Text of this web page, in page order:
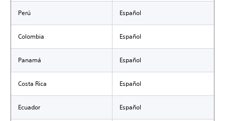
Perú Español
Colombia Español
Panamá Español
Costa Rica Español
Ecuador Español